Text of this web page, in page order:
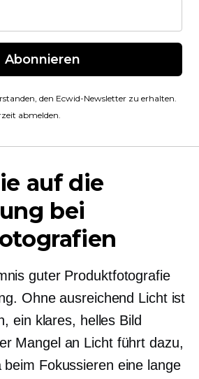
Abonnieren
den Ecwid-Newsletter zu erhalten.
abmelden.
auf die
bei
guter Produktfotografie
Ohne ausreichend Licht ist
ein klares, helles Bild
Mangel an Licht führt dazu,
Fokussieren eine lange